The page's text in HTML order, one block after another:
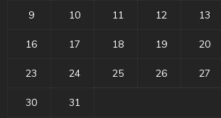
9 10 11 12 13
16 17 18 19 20
23 24 25 26 27
30 31